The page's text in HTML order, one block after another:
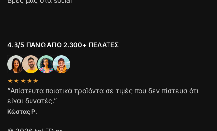
4.8/5 ΠΆΝΩ ΑΠΌ 2.300+ ΠΕΛΆΤΕΣ
★★★★★
“Απίστευτα ποιοτικά προϊόντα σε τιμές που δεν πίστευα ότι
είναι δυνατές.”
Κώστας Ρ.